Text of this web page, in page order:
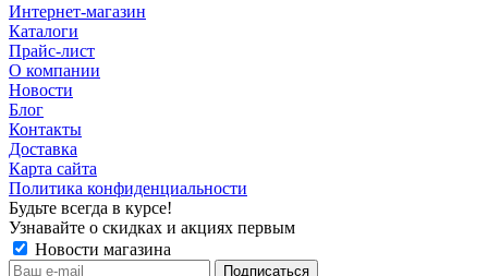
Интернет-магазин
Каталоги
Прайс-лист
О компании
Новости
Блог
Контакты
Доставка
Карта сайта
Политика конфиденциальности
Будьте всегда в курсе!
Узнавайте о скидках и акциях первым
Новости магазина